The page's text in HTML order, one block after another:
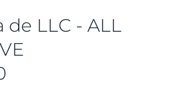
de LLC - ALL